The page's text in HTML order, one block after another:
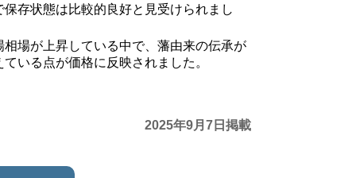
保存状態は比較的良好と見受けられまし
相場が上昇している中で、藩由来の伝承が
いる点が価格に反映されました。
2025年9月7日掲載